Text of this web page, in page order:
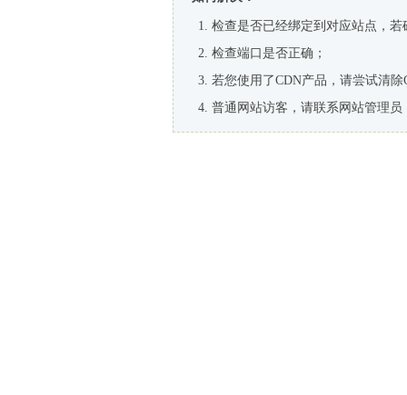
检查是否已经绑定到对应站点，
检查端口是否正确；
若您使用了CDN产品，请尝试清除
普通网站访客，请联系网站管理员